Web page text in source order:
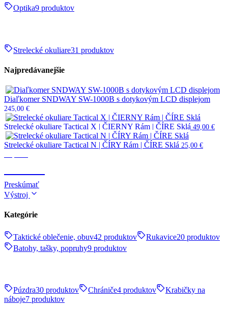
Optika9 produktov
Strelecké okuliare31 produktov
Najpredávanejšie
Diaľkomer SNDWAY SW-1000B s dotykovým LCD displejom
245,00 €
Strelecké okuliare Tactical X | ČIERNY Rám | ČÍRE Sklá 49,00 €
Strelecké okuliare Tactical N | ČÍRY Rám | ČÍRE Sklá 25,00 €
Preskúmať
Výstroj
Kategórie
Taktické oblečenie, obuv42 produktov Rukavice20 produktov
Batohy, tašky, popruhy9 produktov
Púzdra30 produktov Chrániče4 produktov
Krabičky na
náboje7 produktov